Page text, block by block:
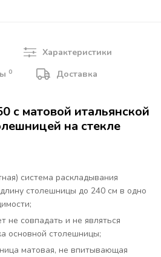
Характеристики
0 Доставка
с матовой итальянской
на стекле
система раскладывания
столешницы до 240 см в одно
не совпадать и не являться
основной столешницы;
матовая, не впитывающая